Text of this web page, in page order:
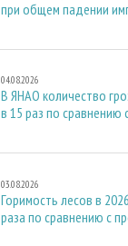
при общем падении
04.08.2026
В ЯНАО количество
в 15 раз по
03.08.2026
Горимость лесов в
раза по сравнению с